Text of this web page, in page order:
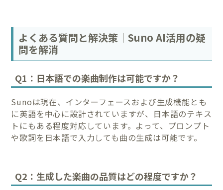
よくある質問と解決策｜Suno AI活用の疑
問を解消
Q1：日本語での楽曲制作は可能ですか？
Sunoは現在、インターフェースおよび生成機能とも
に英語を中心に設計されていますが、日本語のテキス
トにもある程度対応しています。よって、プロンプト
や歌詞を日本語で入力しても曲の生成は可能です。
Q2：生成した楽曲の品質はどの程度ですか？